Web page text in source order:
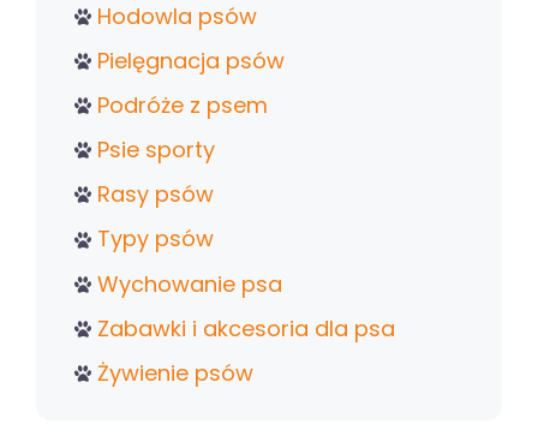
Hodowla psów
Pielęgnacja psów
Podróże z psem
Psie sporty
Rasy psów
Typy psów
Wychowanie psa
Zabawki i akcesoria dla psa
Żywienie psów